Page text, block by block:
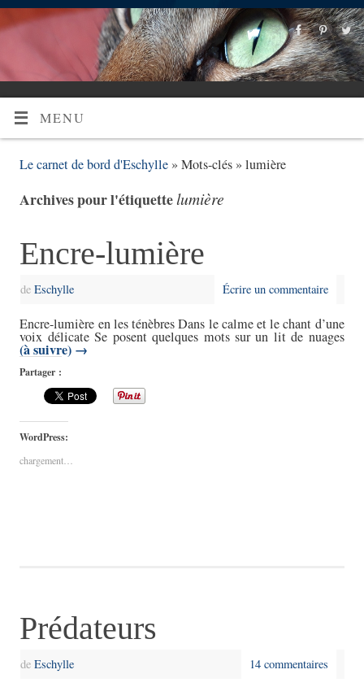
MENU
Le carnet de bord d'Eschylle » Mots-clés » lumière
Archives pour l'étiquettelumière
Encre-lumière
deEschylle Écrire un commentaire
Encre-lumière en les ténèbres Dans le calme et le chant d’une
voix délicate Se posent quelques mots sur un lit de nuages
(à suivre) →
Partager :
WordPress:
chargement…
Prédateurs
deEschylle 14 commentaires